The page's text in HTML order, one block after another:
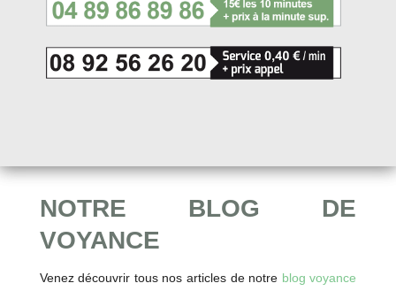
NOTRE BLOG DE
VOYANCE
Venez découvrir tous nos articles de notre blog voyance